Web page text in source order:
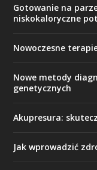
Gotowanie na
niskokaloryczne
Nowoczesne
Nowe metody
genetycznych
Akupresura:
Jak wprowadzić